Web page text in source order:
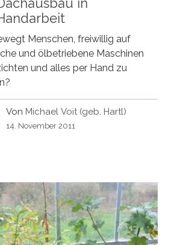
in
Menschen, freiwillig auf
und ölbetriebene Maschinen
und alles per Hand zu
Von Michael Voit (geb. Hartl)
14. November 2011